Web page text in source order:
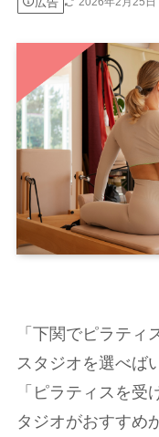
「下関でピラテ
スタジオを選べば
「ピラティスを
タジオがおすすめ